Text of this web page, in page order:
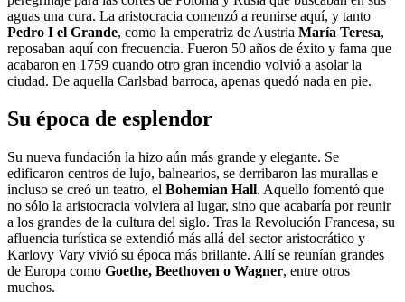
aguas una cura. La aristocracia comenzó a reunirse aquí, y tanto
Pedro I el Grande, como la emperatriz de Austria María Teresa,
reposaban aquí con frecuencia. Fueron 50 años de éxito y fama que
acabaron en 1759 cuando otro gran incendio volvió a asolar la
ciudad. De aquella Carlsbad barroca, apenas quedó nada en pie.
Su época de esplendor
Su nueva fundación la hizo aún más grande y elegante. Se
edificaron centros de lujo, balnearios, se derribaron las murallas e
incluso se creó un teatro, el Bohemian Hall. Aquello fomentó que
no sólo la aristocracia volviera al lugar, sino que acabaría por reunir
a los grandes de la cultura del siglo. Tras la Revolución Francesa, su
afluencia turística se extendió más allá del sector aristocrático y
Karlovy Vary vivió su época más brillante. Allí se reunían grandes
de Europa como Goethe, Beethoven o Wagner, entre otros
muchos.